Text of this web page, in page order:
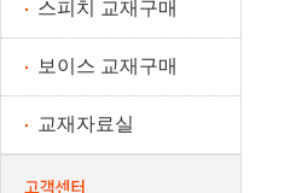
스피치 교재구매
보이스 교재구매
교재자료실